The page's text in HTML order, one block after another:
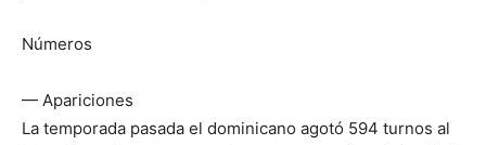
Números
— Apariciones
La temporada pasada el dominicano agotó 594 turnos al